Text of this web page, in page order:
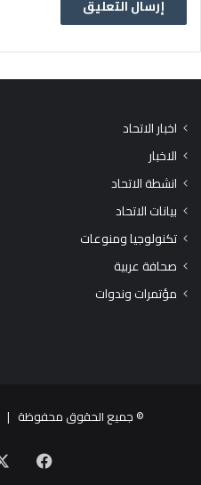
اخبار الاتحاد
الاخبار
انشطة الاتحاد
بيانات الاتحاد
تكنولوجيا ومنوعات
صحافة عربية
مؤتمرات وندوات
© جميع الحقوق محفوظة |